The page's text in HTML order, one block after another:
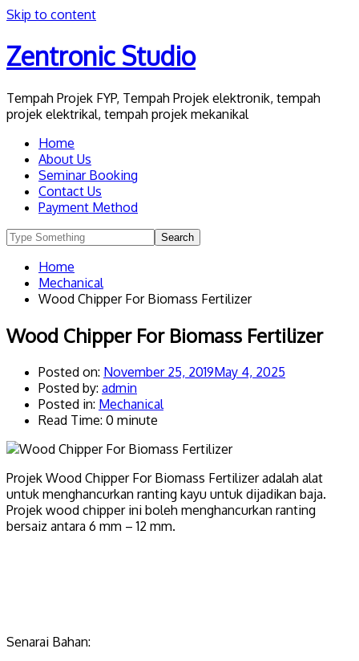
Skip to content
Zentronic Studio
Tempah Projek FYP, Tempah Projek elektronik, tempah
projek elektrikal, tempah projek mekanikal
Home
About Us
Seminar Booking
Contact Us
Payment Method
Home
Mechanical
Wood Chipper For Biomass Fertilizer
Wood Chipper For Biomass Fertilizer
Posted on: November 25, 2019May 4, 2025
Posted by: admin
Posted in: Mechanical
Read Time: 0 minute
Projek Wood Chipper For Biomass Fertilizer adalah alat
untuk menghancurkan ranting kayu untuk dijadikan baja.
Projek wood chipper ini boleh menghancurkan ranting
bersaiz antara 6 mm – 12 mm.
Senarai Bahan: